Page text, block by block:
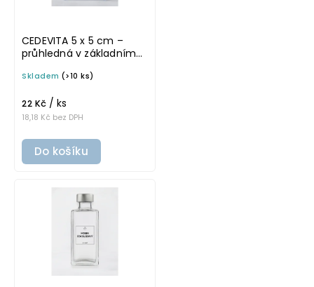
CEDEVITA 5 x 5 cm –
průhledná v základním
samolepka na
Skladem (>10 ks)
18,18 Kč bez DPH
22 Kč / ks
Do košíku